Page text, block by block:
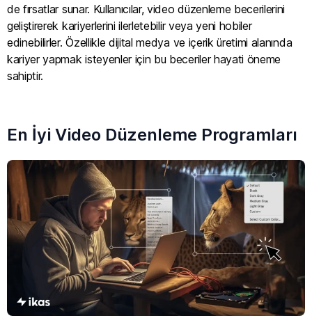
de fırsatlar sunar. Kullanıcılar, video düzenleme becerilerini
geliştirerek kariyerlerini ilerletebilir veya yeni hobiler
edinebilirler. Özellikle dijital medya ve içerik üretimi alanında
kariyer yapmak isteyenler için bu beceriler hayati öneme
sahiptir.
En İyi Video Düzenleme Programları